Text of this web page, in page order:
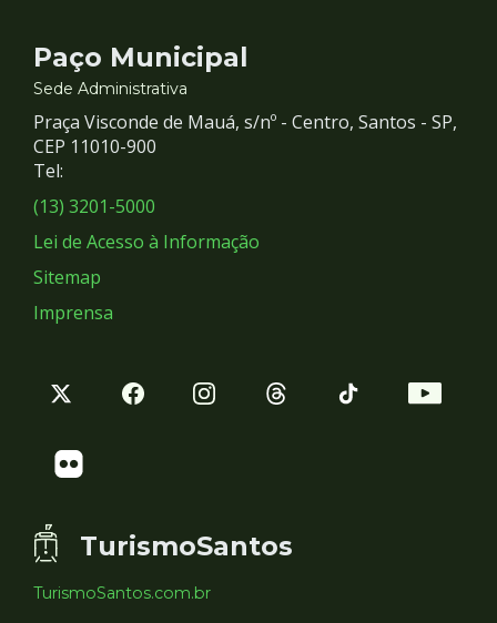
Contato
e
Redes
Sociais
Paço Municipal
Sede Administrativa
Praça Visconde de Mauá, s/nº - Centro, Santos - SP,
CEP 11010-900
Tel:
(13) 3201-5000
Lei de Acesso à Informação
Sitemap
Imprensa
TurismoSantos
TurismoSantos.com.br